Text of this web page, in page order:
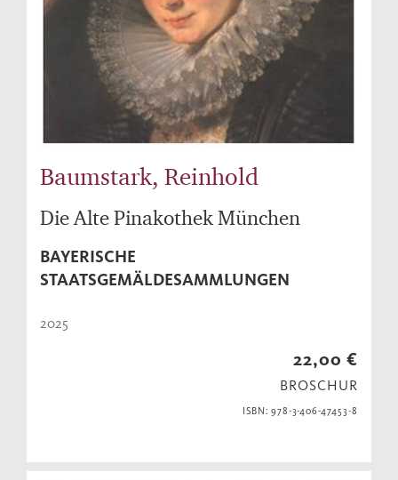
Baumstark, Reinhold
Die Alte Pinakothek München
BAYERISCHE
STAATSGEMÄLDESAMMLUNGEN
2025
22,00 €
BROSCHUR
ISBN: 978-3-406-47453-8